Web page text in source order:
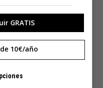
GRATIS
10€/año